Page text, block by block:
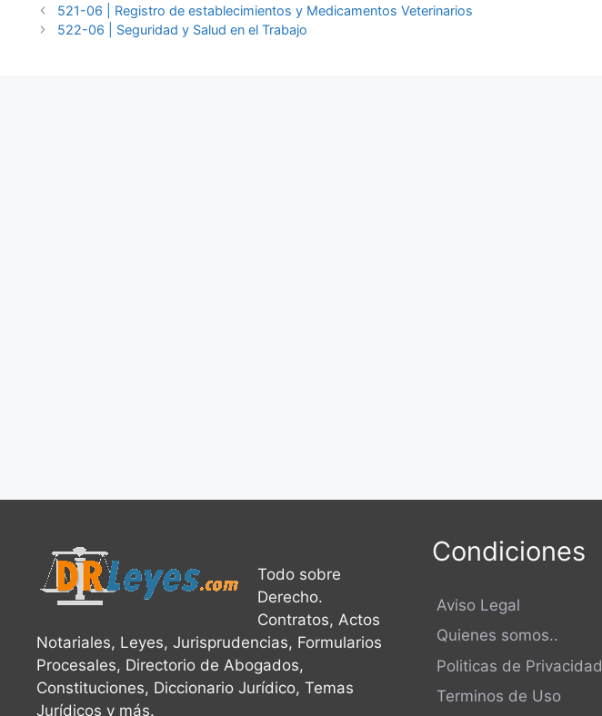
521-06 | Registro de establecimientos y Medicamentos Veterinarios
522-06 | Seguridad y Salud en el Trabajo
Todo sobre
Derecho.
Contratos, Actos
Notariales, Leyes, Jurisprudencias, Formularios
Procesales, Directorio de Abogados,
Constituciones, Diccionario Jurídico, Temas
Jurídicos y más.
Condiciones
Aviso Legal
Quienes somos..
Politicas de Privacidad
Terminos de Uso